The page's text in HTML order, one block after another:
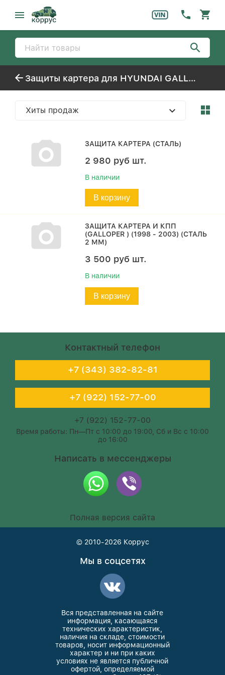
Защиты картера для HYUNDAI GALLOPER-2 (1998-2003)
Хиты продаж
ЗАЩИТА КАРТЕРА (СТАЛЬ)
2 980 руб шт.
В наличии
В корзину
ЗАЩИТА КАРТЕРА И КПП
(GALLOPER ) (1998 - 2003) (СТАЛЬ
2 ММ)
3 500 руб шт.
В наличии
В корзину
Контактный телефон
+7 (343) 382-82-81
+7 (922) 152-77-00
+7 (922) 152-77-00
Время работы: Пн—Пт с 10:00 до 19:00, Сб и Вс с 10:00
до 16:00
Написать в мессенджеры
Полная версия сайта
© 2010-2026 Коррус
Мы в соцсетях
Вся представленная на сайте
информация, касающаяся
технических характеристик,
наличия на складе, стоимости
товаров, носит информационный
характер и ни при каких
условиях не является публичной
офертой, определяемой